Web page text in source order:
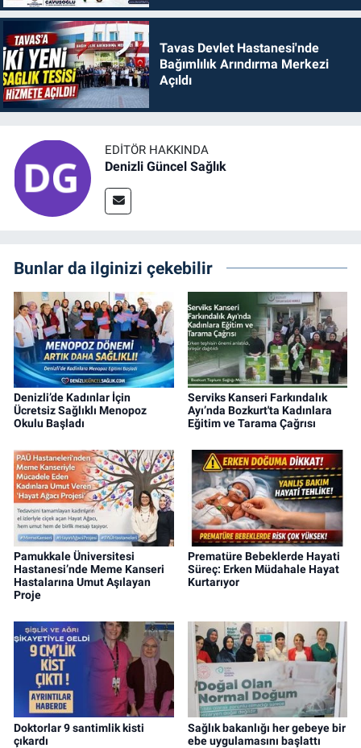
Tavas Devlet Hastanesi'nde
Bağımlılık Arındırma Merkezi
Açıldı
EDITÖR HAKKINDA
Denizli Güncel Sağlık
Bunlar da ilginizi çekebilir
Denizli’de Kadınlar İçin
Ücretsiz Sağlıklı Menopoz
Okulu Başladı
Serviks Kanseri Farkındalık
Ayı’nda Bozkurt'ta Kadınlara
Eğitim ve Tarama Çağrısı
Pamukkale Üniversitesi
Hastanesi’nde Meme Kanseri
Hastalarına Umut Aşılayan
Proje
Prematüre Bebeklerde Hayati
Süreç: Erken Müdahale Hayat
Kurtarıyor
Doktorlar 9 santimlik kisti
çıkardı
Sağlık bakanlığı her gebeye bir
ebe uygulamasını başlattı